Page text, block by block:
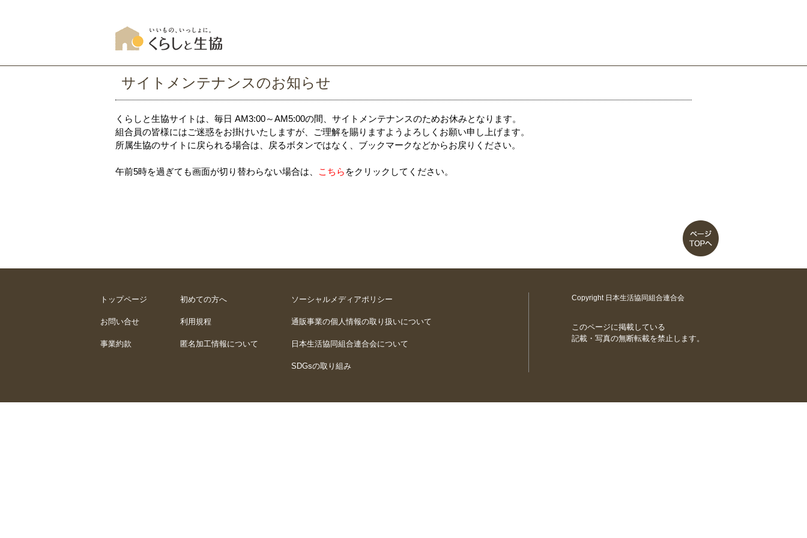
サイトメンテナンスのお知らせ
くらしと生協サイトは、毎日 AM3:00～AM5:00の間、サイトメンテナンスのためお休みとなります。
組合員の皆様にはご迷惑をお掛けいたしますが、ご理解を賜りますようよろしくお願い申し上げます。
所属生協のサイトに戻られる場合は、戻るボタンではなく、ブックマークなどからお戻りください。
午前5時を過ぎても画面が切り替わらない場合は、 こちら をクリックしてください。
トップページ
お問い合せ
事業約款
初めての方へ
利用規程
匿名加工情報について
ソーシャルメディアポリシー
通販事業の個人情報の取り扱いについて
日本生活協同組合連合会について
SDGsの取り組み
Copyright 日本生活協同組合連合会
このページに掲載している
記載・写真の無断転載を禁止します。